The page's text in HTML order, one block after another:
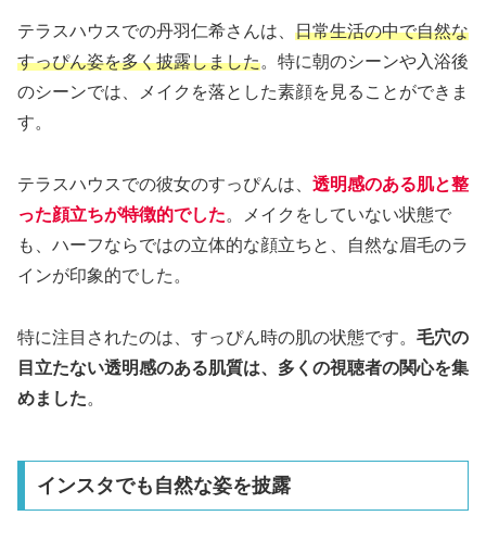
テラスハウスでの丹羽仁希さんは、 日常生活の中で自然な
すっぴん姿を多く披露しました。特に朝のシーンや入浴後
のシーンでは、メイクを落とした素顔を見ることができま
す。
テラスハウスでの彼女のすっぴんは、 透明感のある肌と整
った顔立ちが特徴的でした。メイクをしていない状態で
も、ハーフならではの立体的な顔立ちと、自然な眉毛のラ
インが印象的でした。
特に注目されたのは、すっぴん時の肌の状態です。 毛穴の
目立たない透明感のある肌質は、多くの視聴者の関心を集
めました。
インスタでも自然な姿を披露